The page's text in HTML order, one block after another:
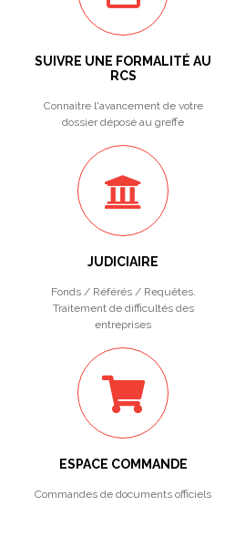
SUIVRE UNE FORMALITÉ AU
RCS
Connaitre l'avancement de votre
dossier déposé au greffe
JUDICIAIRE
Fonds / Référés / Requêtes.
Traitement de difficultés des
entreprises
ESPACE COMMANDE
Commandes de documents officiels